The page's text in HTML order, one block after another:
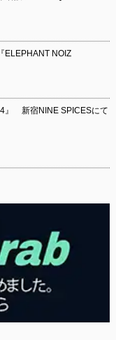
ELEPHANT NOIZ
』 新宿NINE SPICESにて